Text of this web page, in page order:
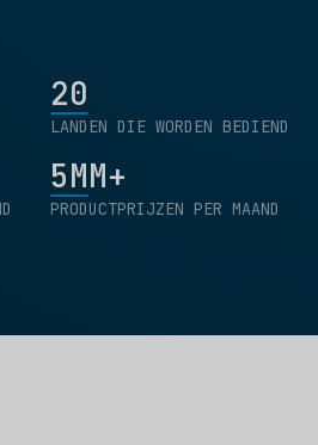
20
LANDEN DIE WORDEN BEDIEND
5MM+
PRODUCTPRIJZEN PER MAAND